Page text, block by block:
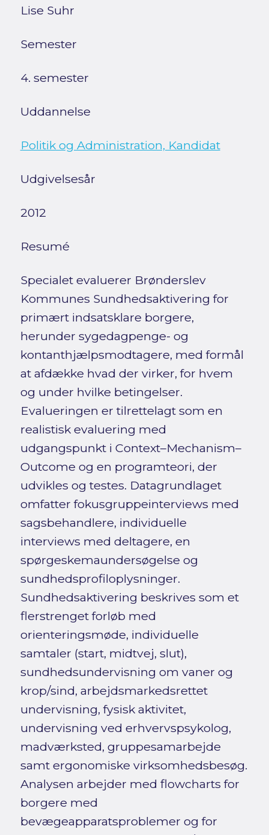
Lise Suhr
Semester
4. semester
Uddannelse
Politik og Administration, Kandidat
Udgivelsesår
2012
Resumé
Specialet evaluerer Brønderslev
Kommunes Sundhedsaktivering for
primært indsatsklare borgere,
herunder sygedagpenge- og
kontanthjælpsmodtagere, med formål
at afdække hvad der virker, for hvem
og under hvilke betingelser.
Evalueringen er tilrettelagt som en
realistisk evaluering med
udgangspunkt i Context–Mechanism–
Outcome og en programteori, der
udvikles og testes. Datagrundlaget
omfatter fokusgruppeinterviews med
sagsbehandlere, individuelle
interviews med deltagere, en
spørgeskemaundersøgelse og
sundhedsprofiloplysninger.
Sundhedsaktivering beskrives som et
flerstrenget forløb med
orienteringsmøde, individuelle
samtaler (start, midtvej, slut),
sundhedsundervisning om vaner og
krop/sind, arbejdsmarkedsrettet
undervisning, fysisk aktivitet,
undervisning ved erhvervspsykolog,
madværksted, gruppesamarbejde
samt ergonomiske virksomhedsbesøg.
Analysen arbejder med flowcharts for
borgere med
bevægeapparatsproblemer og for